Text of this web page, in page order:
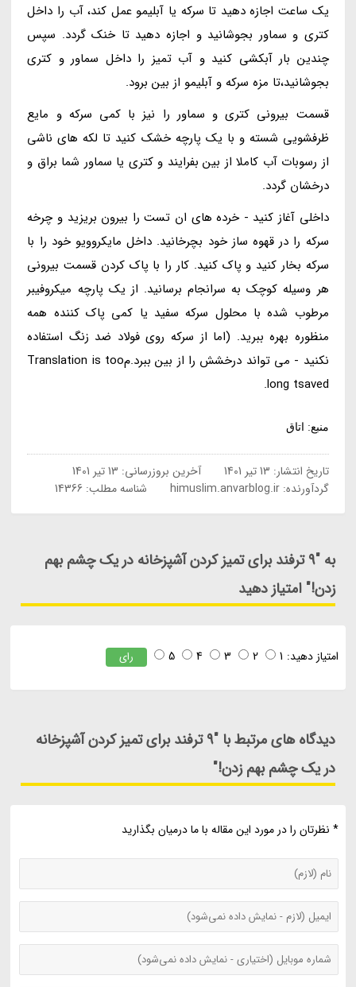
یک ساعت اجازه دهید تا سرکه یا آبلیمو عمل کند، آب را داخل
کتری و سماور بجوشانید و اجازه دهید تا خنک گردد. سپس
چندین بار آبکشی کنید و آب تمیز را داخل سماور و کتری
بجوشانید،تا مزه سرکه و آبلیمو از بین برود.
قسمت بیرونی کتری و سماور را نیز با کمی سرکه و مایع
ظرفشویی شسته و با یک پارچه خشک کنید تا لکه های ناشی
از رسوبات آب کاملا از بین بفرایند و کتری یا سماور شما براق و
درخشان گردد.
داخلی آغاز کنید - خرده های ان تست را بیرون بریزید و چرخه
سرکه را در قهوه ساز خود بچرخانید. داخل مایکروویو خود را با
سرکه بخار کنید و پاک کنید. کار را با پاک کردن قسمت بیرونی
هر وسیله کوچک به سرانجام برسانید. از یک پارچه میکروفیبر
مرطوب شده با محلول سرکه سفید یا کمی پاک کننده همه
منظوره بهره ببرید. (اما از سرکه روی فولاد ضد زنگ استفاده
نکنید - می تواند درخشش را از بین ببرد.مTranslation is too
long tsaved.
منبع: اتاق
تاریخ انتشار: 13 تیر 1401 آخرین بروزرسانی: 13 تیر 1401
گردآورنده:himuslim.anvarblog.ir شناسه مطلب: 14366
به "9 ترفند برای تمیز کردن آشپزخانه در یک چشم بهم
زدن!" امتیاز دهید
امتیاز دهید: 1
2
3
4
5 رای
دیدگاه های مرتبط با "9 ترفند برای تمیز کردن آشپزخانه
در یک چشم بهم زدن!"
* نظرتان را در مورد این مقاله با ما درمیان بگذارید